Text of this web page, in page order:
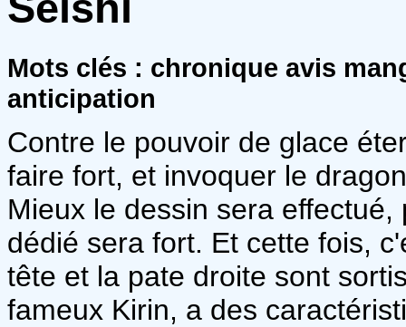
Mots clés : chronique avis
anticipation
Contre le pouvoir de glace
faire fort, et invoquer le
Mieux le dessin sera
dédié sera fort. Et cette fois,
tête et la pate droite sont
fameux Kirin, a des